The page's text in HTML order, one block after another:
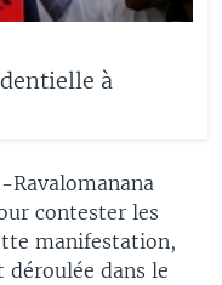
à
Ravalomanana
contester les
manifestation,
dans le